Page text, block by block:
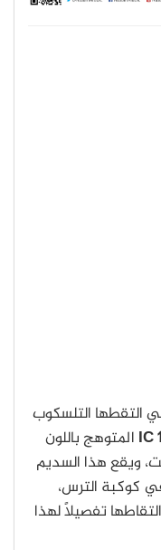
التقطها التلسكوب
IC المتوهج باللون
ويقع هذا السديم
ضوئية في كوكبة الترس،
تفصيلاً لهذا